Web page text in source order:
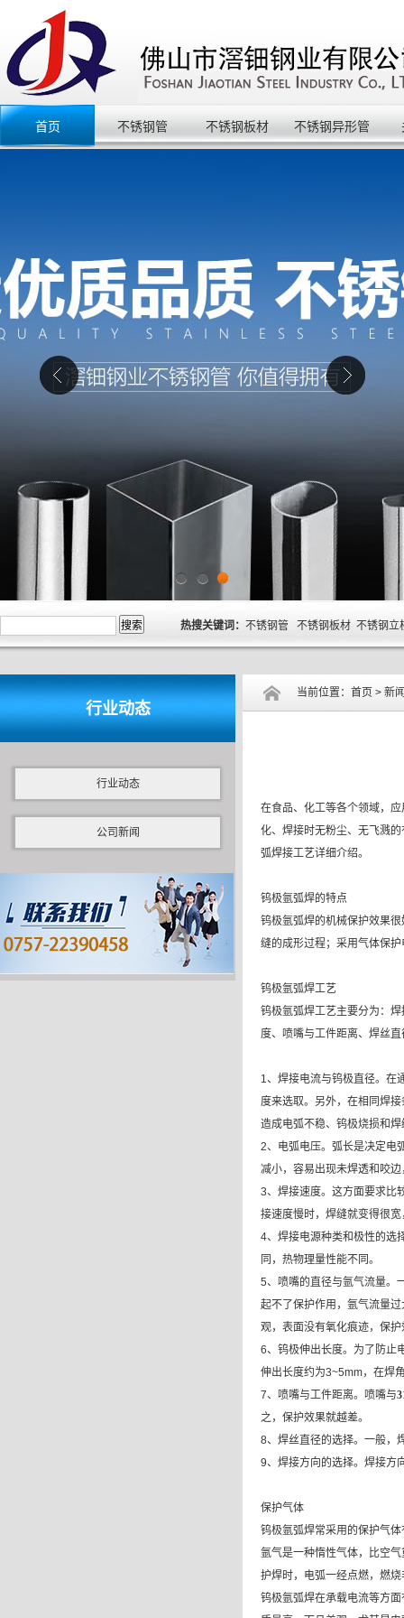
首页 不锈钢管 不锈钢板材 不锈钢异形管
热搜关键词： 不锈钢管 不锈钢板材 不锈钢立
行业动态
行业动态
公司新闻
当前位置： 首页 > 新
在食品、化工等各个领域，
化、焊接时无粉尘、无飞溅
弧焊接工艺详细介绍。
钨极氩弧焊的特点
钨极氩弧焊的机械保护效果
缝的成形过程；采用气体保
钨极氩弧焊工艺
钨极氩弧焊工艺主要分为：
度、喷嘴与工件距离、焊丝
1、焊接电流与钨极直径。在
度来选取。另外，在相同焊
造成电弧不稳、钨极烧损和
2、电弧电压。弧长是决定电
减小，容易出现未焊透和咬
3、焊接速度。这方面要求比
接速度慢时，焊缝就变得很
4、焊接电源种类和极性的选
同，热物理量性能不同。
5、喷嘴的直径与氩气流量。
起不了保护作用，氩气流量
观，表面没有氧化痕迹，保
6、钨极伸出长度。为了防止
伸出长度约为3~5mm，在焊
7、喷嘴与工件距离。喷嘴与
之，保护效果就越差。
8、焊丝直径的选择。一般，
9、焊接方向的选择。焊接方
保护气体
钨极氩弧焊常采用的保护气
氩气是一种惰性气体，比空
护焊时，电弧一经点燃，燃
钨极氩弧焊在承载电流等方